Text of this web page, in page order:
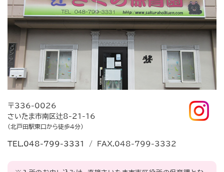
〒336-0026
さいたま市南区辻8-21-16
（北戸田駅東口から徒歩4分）
TEL.048-799-3331 / FAX.048-799-3332